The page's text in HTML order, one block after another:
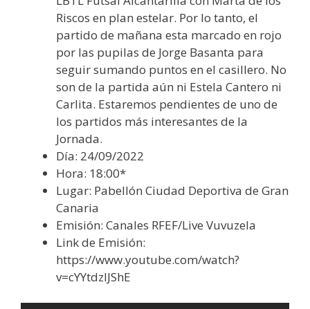
Riscos en plan estelar. Por lo tanto, el
partido de mañana esta marcado en rojo
por las pupilas de Jorge Basanta para
seguir sumando puntos en el casillero. No
son de la partida aún ni Estela Cantero ni
Carlita. Estaremos pendientes de uno de
los partidos más interesantes de la
Jornada.
Día: 24/09/2022
Hora: 18:00*
Lugar: Pabellón Ciudad Deportiva de Gran
Canaria
Emisión: Canales RFEF/Live Vuvuzela
Link de Emisión:
https://www.youtube.com/watch?
v=cYYtdzIJShE